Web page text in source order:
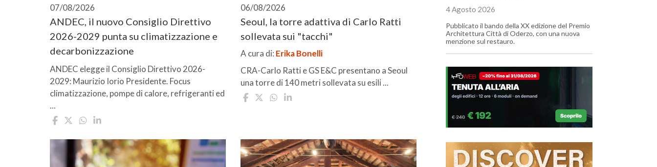
07/08/2026
ANDEC, il nuovo Consiglio Direttivo
2026-2029 punta su climatizzazione e
decarbonizzazione
ANDEC elegge il Consiglio Direttivo 2026-
2029: Maurizio Iorio Presidente. Focus
climatizzazione, pompe di calore, refrigeranti ed
...
06/08/2026
Seoul, la torre adattiva di Carlo Ratti
sollevata sui "tacchi"
A cura di: Erika Bonelli
CRA-Carlo Ratti e GS E&C presentano a Seoul
una torre di 140 metri sollevata su esili ...
4 Agosto 2026
Pubblicato il bando della XX edizione del Premio
Architettura Città di Oderzo, con una nuova
menzione sul restauro.